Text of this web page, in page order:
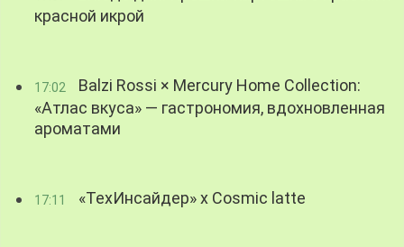
красной икрой
17:02
Balzi Rossi × Mercury Home Collection:
«Атлас вкуса» — гастрономия, вдохновленная
ароматами
17:11 «ТехИнсайдер» х Cosmic latte